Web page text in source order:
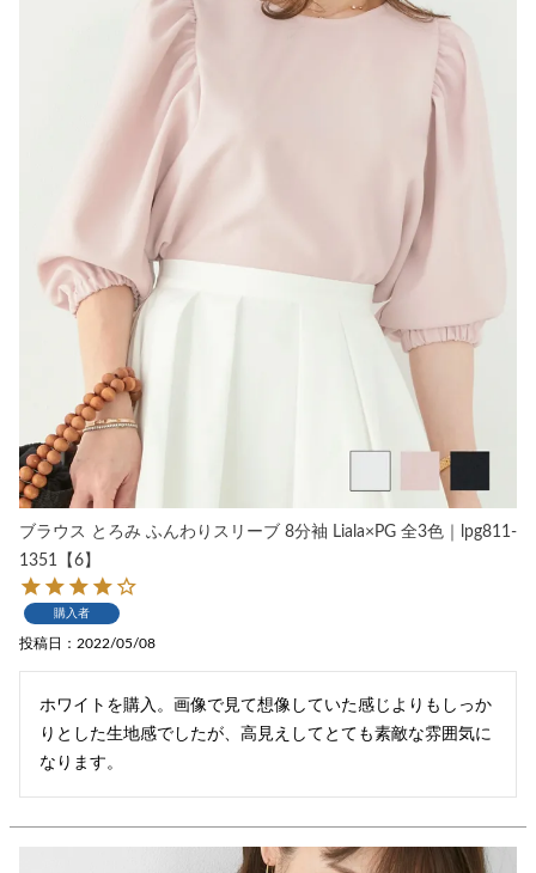
ブラウス とろみ ふんわりスリーブ 8分袖 Liala×PG 全3色｜lpg811-
1351【6】
購入者
投稿日 2022/05/08
ホワイトを購入。画像で見て想像していた感じよりもしっか
りとした生地感でしたが、高見えしてとても素敵な雰囲気に
なります。